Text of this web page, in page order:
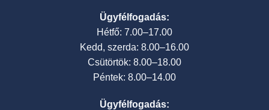
Ügyfélfogadás:
Hétfő: 7.00–17.00
Kedd, szerda: 8.00–16.00
Csütörtök: 8.00–18.00
Péntek: 8.00–14.00
Ügyfélfogadás: